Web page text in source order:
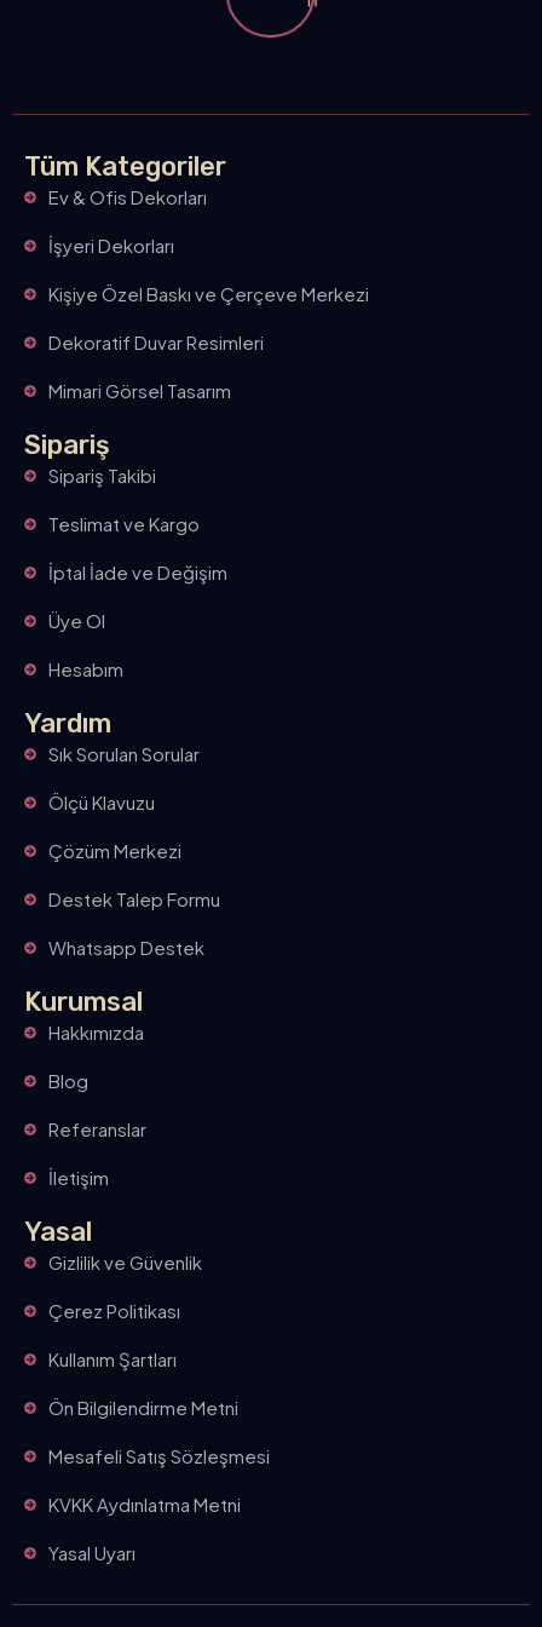
Tüm Kategoriler
Ev & Ofis Dekorları
İşyeri Dekorları
Kişiye Özel Baskı ve Çerçeve Merkezi
Dekoratif Duvar Resimleri
Mimari Görsel Tasarım
Sipariş
Sipariş Takibi
Teslimat ve Kargo
İptal İade ve Değişim
Üye Ol
Hesabım
Yardım
Sık Sorulan Sorular
Ölçü Klavuzu
Çözüm Merkezi
Destek Talep Formu
Whatsapp Destek
Kurumsal
Hakkımızda
Blog
Referanslar
İletişim
Yasal
Gizlilik ve Güvenlik
Çerez Politikası
Kullanım Şartları
Ön Bilgilendirme Metni
Mesafeli Satış Sözleşmesi
KVKK Aydınlatma Metni
Yasal Uyarı